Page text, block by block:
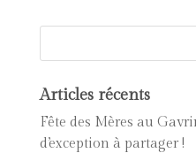
Articles récents
Fête des Mères au
d’exception à partager !